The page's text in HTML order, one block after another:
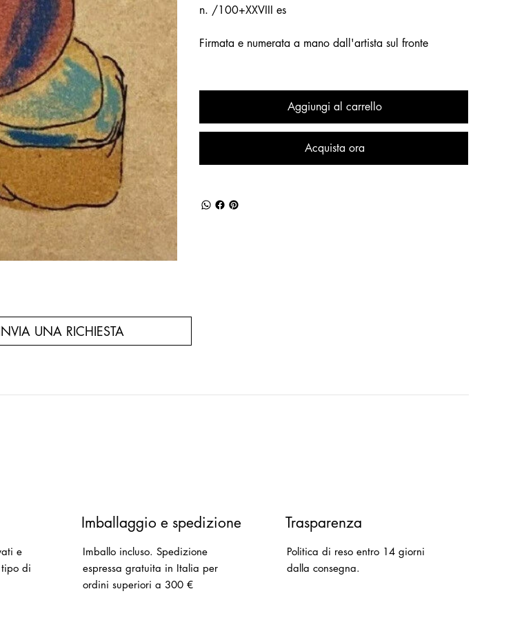
n. /100+XXVIII es
Firmata e numerata a mano dall'artista sul fronte
Aggiungi al carrello
Acquista ora
UNA RICHIESTA
e
di
Imballaggio e spedizione
Imballo incluso.Spedizione
espressa gratuita in Italia per
ordini superiori a 300 €
Trasparenza
Politica di reso entro 14 giorni
dalla consegna.